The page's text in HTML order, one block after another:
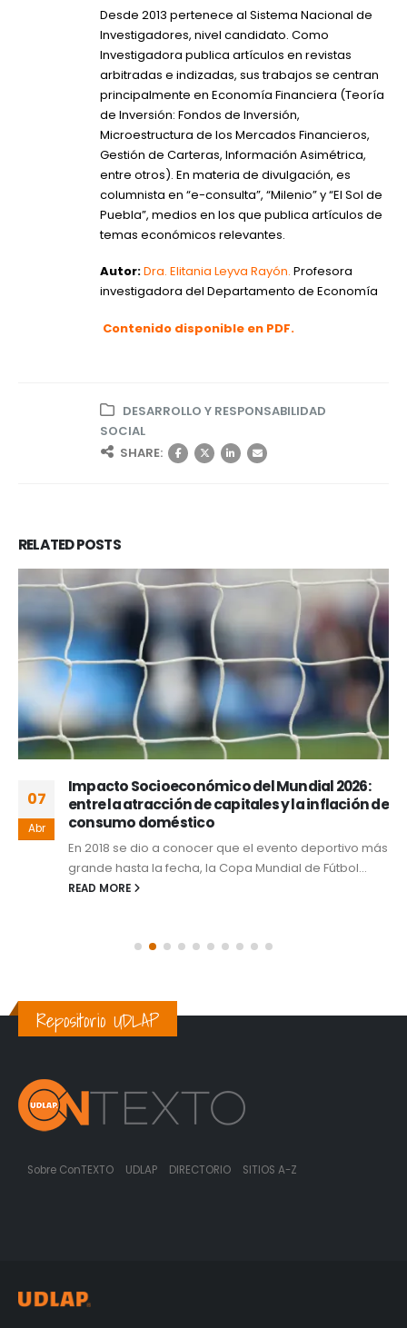
Desde 2013 pertenece al Sistema Nacional de
Investigadores, nivel candidato. Como
Investigadora publica artículos en revistas
arbitradas e indizadas, sus trabajos se centran
principalmente en Economía Financiera (Teoría
de Inversión: Fondos de Inversión,
Microestructura de los Mercados Financieros,
Gestión de Carteras, Información Asimétrica,
entre otros). En materia de divulgación, es
columnista en “e-consulta”, “Milenio” y “El Sol de
Puebla”, medios en los que publica artículos de
temas económicos relevantes.
Autor:Dra. Elitania Leyva Rayón. Profesora
investigadora del Departamento de Economía
Contenido disponible en PDF.
DESARROLLO Y RESPONSABILIDAD
SOCIAL
SHARE:
RELATEDPOSTS
07
Abr
Impacto Socioeconómico del Mundial 2026:
entre la atracción de capitales y la inflación de
consumo doméstico
En 2018 se dio a conocer que el evento deportivo más
grande hasta la fecha, la Copa Mundial de Fútbol...
READ MORE
Repositorio UDLAP
Sobre ConTEXTO UDLAP DIRECTORIO SITIOS A-Z